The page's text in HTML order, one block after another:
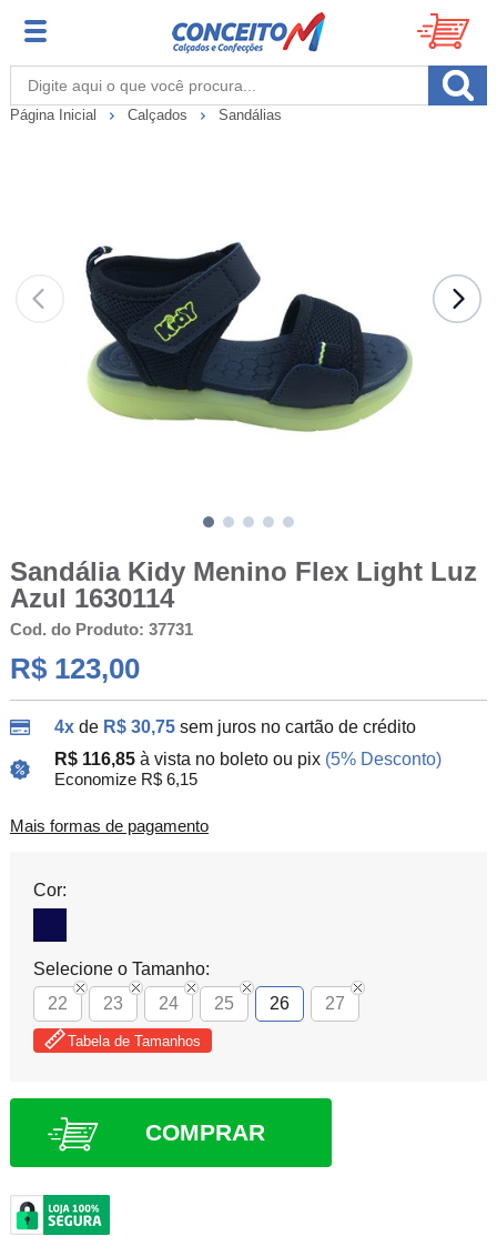
Página Inicial Calçados Sandálias
Sandália Kidy Menino Flex Light Luz
Azul 1630114
Cod. do Produto: 37731
R$ 123,00
4xde R$ 30,75 sem juros no cartão de crédito
R$ 116,85 à vista no boleto ou pix (5% Desconto)
Economize R$ 6,15
Mais formas de pagamento
Cor:
Selecione o Tamanho:
22
23 24 25 26 27
Tabela de Tamanhos
COMPRAR